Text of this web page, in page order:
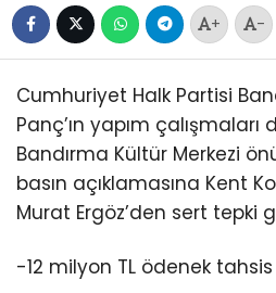
+ -
Cumhuriyet Halk Partisi
Panç’ın yapım
Bandırma Kültür Merkezi
basın açıklamasına Kent
Murat Ergöz’den sert tepki
-12 milyon TL ödenek